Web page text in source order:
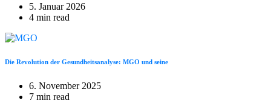
5. Januar 2026
4 min read
Die Revolution der Gesundheitsanalyse: MGO und seine
6. November 2025
7 min read